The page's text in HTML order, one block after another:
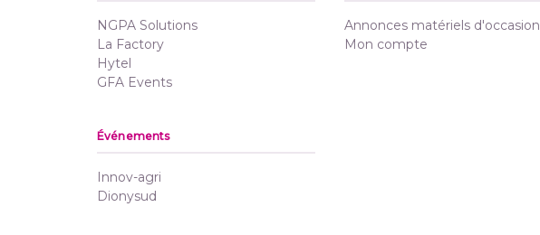
NGPA Solutions
La Factory
Hytel
GFA Events
Annonces matériels d'occasion
Mon compte
Événements
Innov-agri
Dionysud